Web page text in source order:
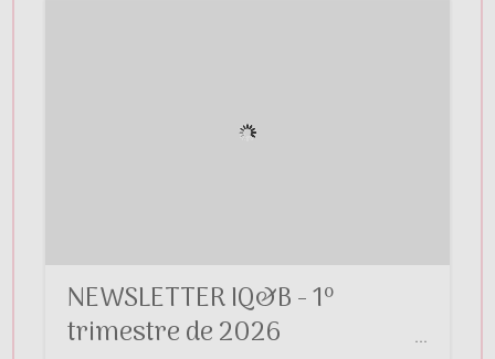
NEWSLETTER IQ&B - 1º
trimestre de 2026 ...